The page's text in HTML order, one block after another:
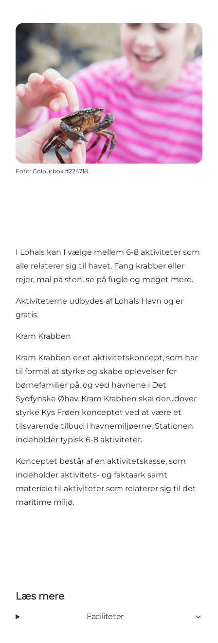
Foto: Colourbox #224718
I Lohals kan I vælge mellem 6-8 aktiviteter som
alle relaterer sig til havet. Fang krabber eller
rejer, mal på sten, se på fugle og meget mere.
Aktiviteterne udbydes af Lohals Havn og er
gratis.
Kram Krabben
Kram Krabben er et aktivitetskoncept, som har
til formål at styrke og skabe oplevelser for
børnefamilier på, og ved havnene i Det
Sydfynske Øhav. Kram Krabben skal derudover
styrke Kys Frøen konceptet ved at være et
tilsvarende tilbud i havnemiljøerne. Stationen
indeholder typisk 6-8 aktiviteter.
Konceptet består af en aktivitetskasse, som
indeholder aktivitets- og faktaark samt
materiale til aktiviteter som relaterer sig til det
maritime miljø.
Læs mere
Faciliteter